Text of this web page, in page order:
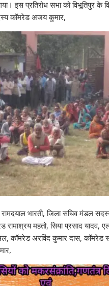
इस प्रतिरोध सभा को विभूतिपुर के
कॉमरेड अजय कुमार,
भारती, जिला सचिव मंडल
रामाश्रय महतो, सिया प्रसाद
कॉमरेड अरविंद कुमार दास, कॉमरेड